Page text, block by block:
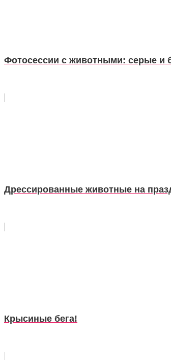
Фотосессии с животными: серые и
Дрессированные животные на
Крысиные бега!